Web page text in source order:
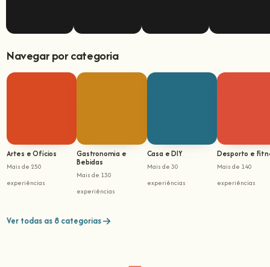
Navegar por categoria
Artes e Ofícios
Mais de 250
experiências
Gastronomia e
Bebidas
Mais de 130
experiências
Casa e DIY
Mais de 30
experiências
Desporto e
Mais de 140
experiências
Ver todas as 8 categorias